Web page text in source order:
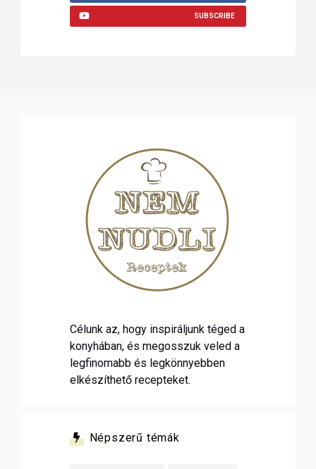
SUBSCRIBE
Célunk az, hogy inspiráljunk téged a
konyhában, és megosszuk veled a
legfinomabb és legkönnyebben
elkészíthető recepteket.
Népszerű témák